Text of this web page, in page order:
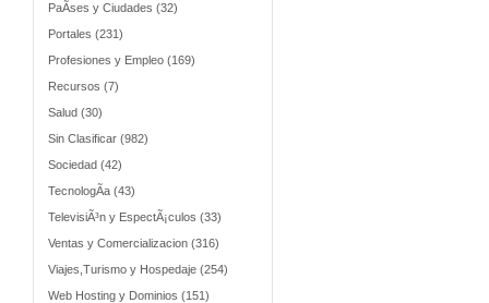
PaÃ­ses y Ciudades (32)
Portales (231)
Profesiones y Empleo (169)
Recursos (7)
Salud (30)
Sin Clasificar (982)
Sociedad (42)
TecnologÃ­a (43)
TelevisiÃ³n y EspectÃ¡culos (33)
Ventas y Comercializacion (316)
Viajes,Turismo y Hospedaje (254)
Web Hosting y Dominios (151)